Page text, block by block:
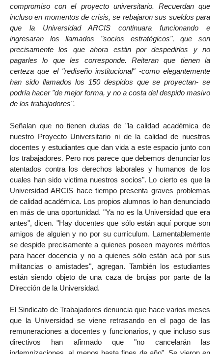
compromiso con el proyecto universitario. Recuerdan que
incluso en momentos de crisis, se rebajaron sus sueldos para
que la Universidad ARCIS continuara funcionando e
ingresaran los llamados "socios estratégicos", que son
precisamente los que ahora están por despedirlos y no
pagarles lo que les corresponde. Reiteran que tienen la
certeza que el "rediseño institucional" -como elegantemente
han sido llamados los 150 despidos que se proyectan- se
podría hacer "de mejor forma, y no a costa del despido masivo
de los trabajadores".
Señalan que no tienen dudas de "la calidad académica de
nuestro Proyecto Universitario ni de la calidad de nuestros
docentes y estudiantes que dan vida a este espacio junto con
los trabajadores. Pero nos parece que debemos denunciar los
atentados contra los derechos laborales y humanos de los
cuales han sido victima nuestros socios". Lo cierto es que la
Universidad ARCIS hace tiempo presenta graves problemas
de calidad académica. Los propios alumnos lo han denunciado
en más de una oportunidad. "Ya no es la Universidad que era
antes", dicen. "Hay docentes que sólo están aquí porque son
amigos de alguien y no por su currículum. Lamentablemente
se despide precisamente a quienes poseen mayores méritos
para hacer docencia y no a quienes sólo están acá por sus
militancias o amistades", agregan. También los estudiantes
están siendo objeto de una caza de brujas por parte de la
Dirección de la Universidad.
El Sindicato de Trabajadores denuncia que hace varios meses
que la Universidad se viene retrasando en el pago de las
remuneraciones a docentes y funcionarios, y que incluso sus
directivos han afirmado que "no cancelarán las